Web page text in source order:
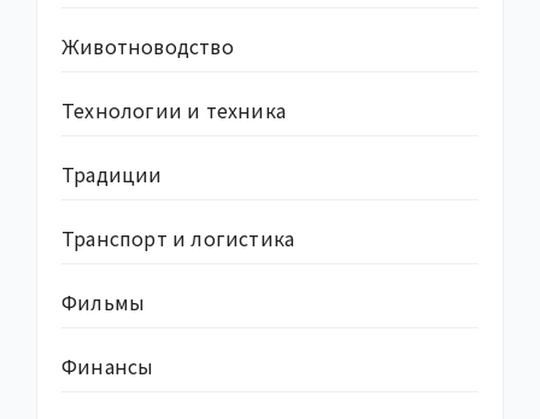
Животноводство
Технологии и техника
Традиции
Транспорт и логистика
Фильмы
Финансы